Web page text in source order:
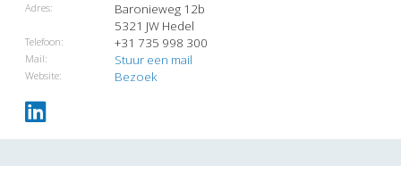
Adres:
Baronieweg 12b
5321 JW Hedel
Telefoon: +31 735 998 300
Mail: Stuur een mail
Website: Bezoek